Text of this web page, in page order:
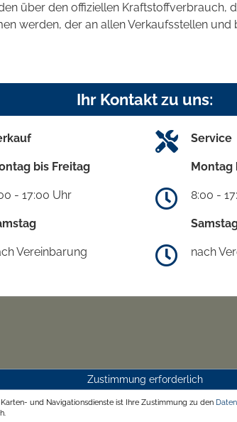
über den offiziellen Kraftstoffverbrauch,
werden, der an allen Verkaufsstellen
Ihr Kontakt zu uns:
bis Freitag
- 17:00 Uhr
Vereinbarung
Service
Montag
8:00 -
nach
Zustimmung erforderlich
und Navigationsdienste ist Ihre Zustimmung zu den